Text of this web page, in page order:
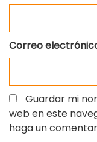
Correo
Guardar mi
web en este
haga un